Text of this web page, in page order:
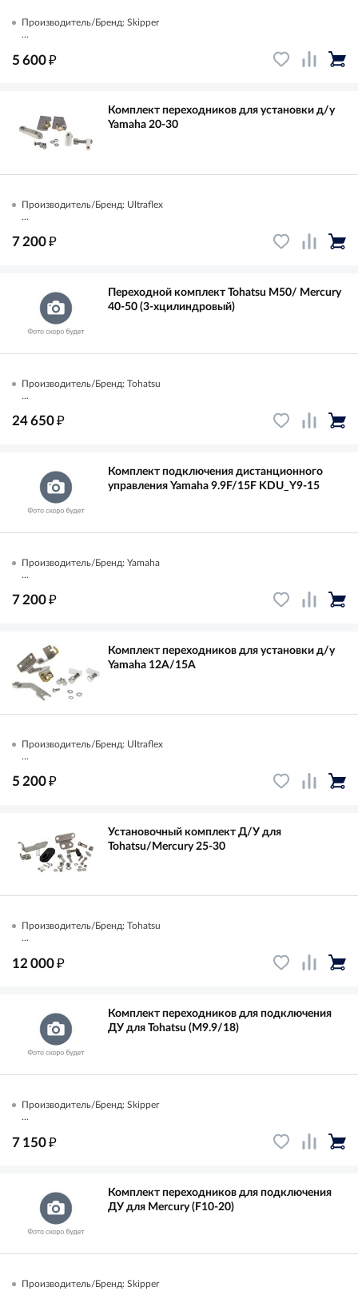
Производитель/Бренд: Skipper
...
5 600₽
Комплект переходников для установки д/у
Yamaha 20-30
Производитель/Бренд: Ultraflex
...
7 200₽
Переходной комплект Tohatsu M50/ Mercury
40-50 (3-хцилиндровый)
Производитель/Бренд: Tohatsu
...
24 650₽
Комплект подключения дистанционного
управления Yamaha 9.9F/15F KDU_Y9-15
Производитель/Бренд: Yamaha
...
7 200₽
Комплект переходников для установки д/у
Yamaha 12A/15A
Производитель/Бренд: Ultraflex
...
5 200₽
Установочный комплект Д/У для
Tohatsu/Mercury 25-30
Производитель/Бренд: Tohatsu
...
12 000₽
Комплект переходников для подключения
ДУ для Tohatsu (M9.9/18)
Производитель/Бренд: Skipper
...
7 150₽
Комплект переходников для подключения
ДУ для Mercury (F10-20)
Производитель/Бренд: Skipper